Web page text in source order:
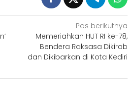
Pos berikutnya
Memeriahkan HUT RI ke-78,
Bendera Raksasa Dikirab
dan Dikibarkan di Kota Kediri